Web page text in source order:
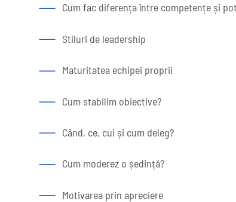
Cum fac diferența între competențe și
Stiluri de leadership
Maturitatea echipei proprii
Cum stabilim obiective?
Când, ce, cui și cum deleg?
Cum moderez o ședință?
Motivarea prin apreciere